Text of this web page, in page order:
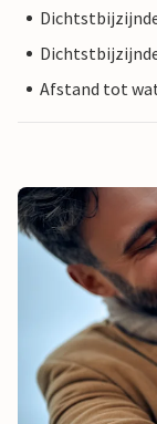
Afstand tot